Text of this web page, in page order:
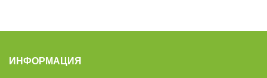
ИНФОРМАЦИЯ